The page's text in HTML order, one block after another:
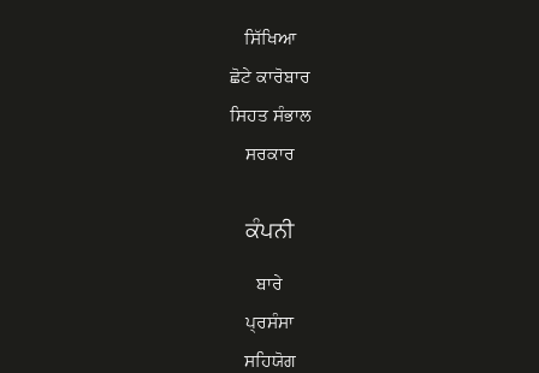
ਸਿੱਖਿਆ
ਛੋਟੇ ਕਾਰੋਬਾਰ
ਸਿਹਤ ਸੰਭਾਲ
ਸਰਕਾਰ
ਕੰਪਨੀ
ਬਾਰੇ
ਪ੍ਰਸੰਸਾ
ਸਹਿਯੋਗ